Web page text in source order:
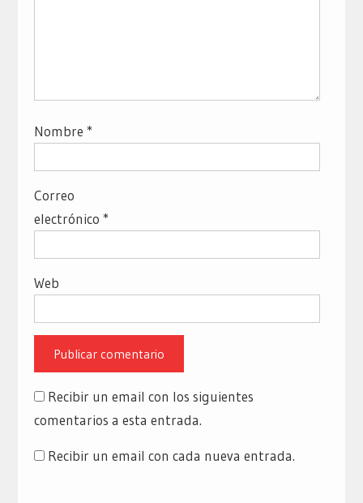
Nombre *
Correo
electrónico *
Web
Recibir un email con los siguientes
comentarios a esta entrada.
Recibir un email con cada nueva entrada.